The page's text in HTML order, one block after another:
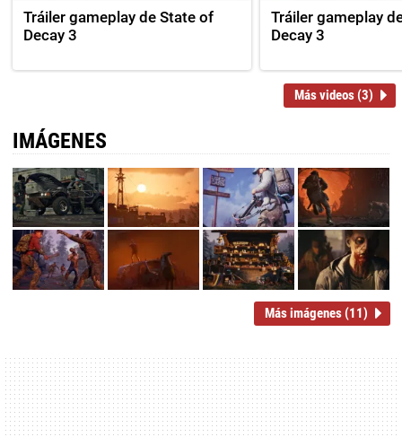
Tráiler gameplay de State of
Decay 3
Tráiler gameplay
Decay 3
Más videos (3)
IMÁGENES
Más imágenes (11)